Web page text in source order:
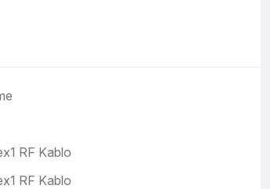
RF Kablo
RF Kablo